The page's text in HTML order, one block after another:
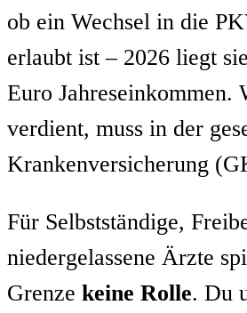
ob ein Wechsel in die
erlaubt ist – 2026 liegt
Euro Jahreseinkommen.
verdient, muss in der
Krankenversicherung
Für Selbstständige,
niedergelassene Ärzte
Grenze keine Rolle. Du